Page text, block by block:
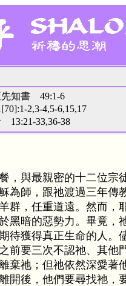
先知書 49:1-6
2,3-4,5-6,15,17
13:21-33,36-38
，與最親密的十二位宗
為師，跟祂渡過三年傳
群，任重道遠。然而，
黑暗的惡勢力。畢竟，
待獲得真正生命的人。
前要三次不認祂、其他
棄祂；但祂依然深愛著
開後，他們要尋找祂，